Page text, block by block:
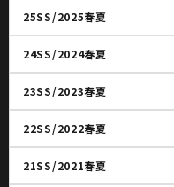
25SS/2025春夏
24SS/2024春夏
23SS/2023春夏
22SS/2022春夏
21SS/2021春夏